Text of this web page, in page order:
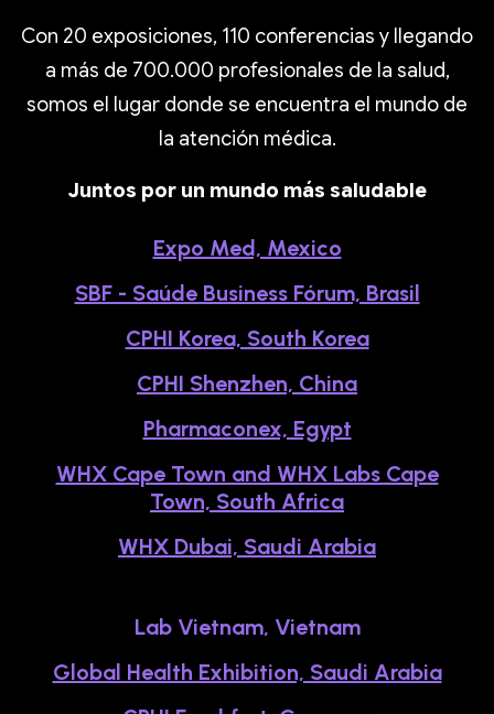
Con 20 exposiciones, 110 conferencias y llegando
a más de 700.000 profesionales de la salud,
somos el lugar donde se encuentra el mundo de
la atención médica.
Juntos por un mundo más saludable
Expo Med, Mexico
SBF - Saúde Business Fórum, Brasil
CPHI Korea, South Korea
CPHI Shenzhen, China
Pharmaconex, Egypt
WHX Cape Town and WHX Labs Cape
Town, South Africa
WHX Dubai, Saudi Arabia
Lab Vietnam, Vietnam
Global Health Exhibition, Saudi Arabia